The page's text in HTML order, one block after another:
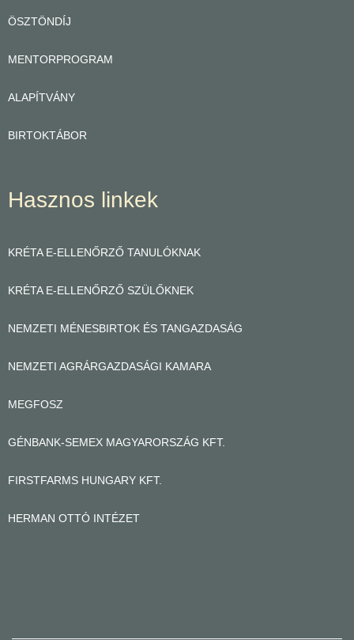
ÖSZTÖNDÍJ
MENTORPROGRAM
ALAPÍTVÁNY
BIRTOKTÁBOR
Hasznos linkek
KRÉTA E-ELLENŐRZŐ TANULÓKNAK
KRÉTA E-ELLENŐRZŐ SZÜLŐKNEK
NEMZETI MÉNESBIRTOK ÉS TANGAZDASÁG
NEMZETI AGRÁRGAZDASÁGI KAMARA
MEGFOSZ
GÉNBANK-SEMEX MAGYARORSZÁG KFT.
FIRSTFARMS HUNGARY KFT.
HERMAN OTTÓ INTÉZET